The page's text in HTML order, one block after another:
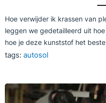
Hoe verwijder ik krassen van
leggen we gedetailleerd uit
hoe je deze kunststof het
tags: autosol